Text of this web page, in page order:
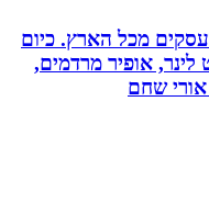
מכל הארץ. כיום
אופיר מרדמים,
שחם